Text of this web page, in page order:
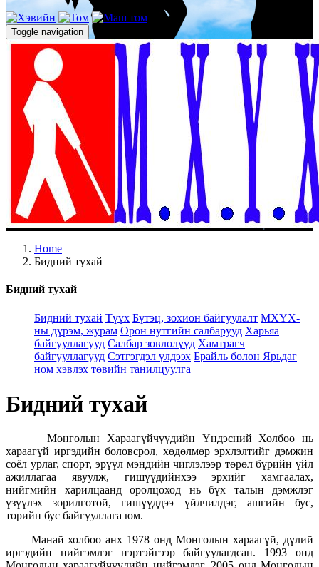
Toggle navigation
Home
Бидний тухай
Бидний тухай
Бидний тухай Түүх Бүтэц, зохион байгуулалт МХҮХ-
ны дүрэм, журам Орон нутгийн салбарууд Харьяа
байгууллагууд Салбар зөвлөлүүд Хамтрагч
байгууллагууд Сэтгэгдэл үлдээх Брайль болон Ярьдаг
ном хэвлэх төвийн танилцуулга
Бидний тухай
Монголын Хараагүйчүүдийн Үндэсний Холбоо нь
хараагүй иргэдийн боловсрол, хөдөлмөр эрхлэлтийг дэмжин
соёл урлаг, спорт, эрүүл мэндийн чиглэлээр төрөл бүрийн үйл
ажиллагаа явуулж, гишүүдийнхээ эрхийг хамгаалах,
нийгмийн харилцаанд оролцоход нь бүх талын дэмжлэг
үзүүлэх зорилготой, гишүүддээ үйлчилдэг, ашгийн бус,
төрийн бус байгууллага юм.
Манай холбоо анх 1978 онд Монголын хараагүй, дүлий
иргэдийн нийгэмлэг нэртэйгээр байгуулагдсан. 1993 онд